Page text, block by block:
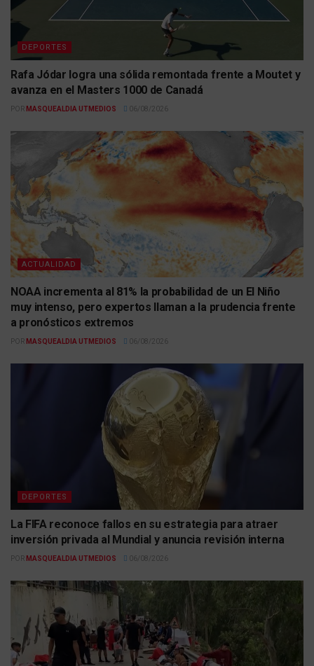
DEPORTES
Rafa Jódar logra una sólida remontada frente a Moutet y
avanza en el Masters 1000 de Canadá
POR MASQUEALDIA UTMEDIOS 06/08/2026
ACTUALIDAD
NOAA incrementa al 81% la probabilidad de un El Niño
muy intenso, pero expertos llaman a la prudencia frente
a pronósticos extremos
POR MASQUEALDIA UTMEDIOS 06/08/2026
DEPORTES
La FIFA reconoce fallos en su estrategia para atraer
inversión privada al Mundial y anuncia revisión interna
POR MASQUEALDIA UTMEDIOS 06/08/2026